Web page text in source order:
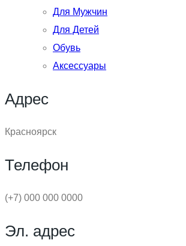
Для Мужчин
Для Детей
Обувь
Аксессуары
Адрес
Красноярск
Телефон
(+7) 000 000 0000
Эл. адрес